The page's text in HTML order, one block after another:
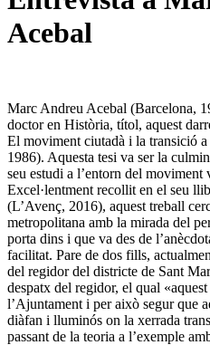
Acebal
Marc Andreu Acebal (Barcelona,
doctor en Història, títol, aquest
El moviment ciutadà i la transició
1986). Aquesta tesi va ser la
seu estudi a l’entorn del moviment
Excel·lentment recollit en el seu
(L’Avenç, 2016), aquest treball
metropolitana amb la mirada del
porta dins i que va des de
facilitat. Pare de dos fills,
del regidor del districte de Sant
despatx del regidor, el qual
l’Ajuntament i per això segur que
diàfan i lluminós on la xerrada
passant de la teoria a l’exemple